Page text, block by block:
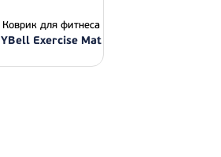
Коврик для фитнеса
YBell Exercise Mat